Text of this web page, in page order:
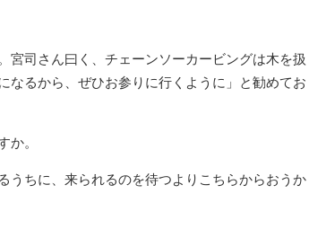
宮司さん曰く、チェーンソーカービングは木を扱
なるから、ぜひお参りに行くように」と勧めてお
。
うちに、来られるのを待つよりこちらからおうか